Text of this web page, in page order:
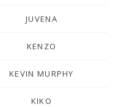
JUVENA
KENZO
KEVIN MURPHY
KIKO